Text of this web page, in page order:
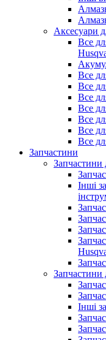
Аксесуари
Все
Все
Все
Все
Все
Все
Все
Все
Запчастини
Запчастини
Інші
Запчастини
Інші